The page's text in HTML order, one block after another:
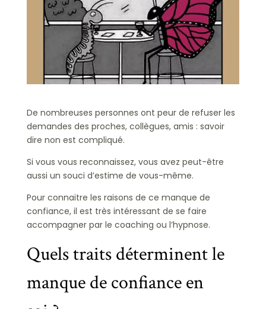
De nombreuses personnes ont peur de refuser les
demandes des proches, collègues, amis : savoir
dire non est compliqué.
Si vous vous reconnaissez, vous avez peut-être
aussi un souci d’estime de vous-même.
Pour connaitre les raisons de ce manque de
confiance, il est très intéressant de se faire
accompagner par le coaching ou l’hypnose.
Quels traits déterminent le
manque de confiance en